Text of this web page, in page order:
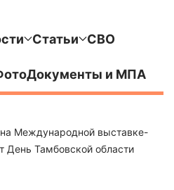
Статьи СВО
Документы и МПА
Международной выставке-
День Тамбовской области